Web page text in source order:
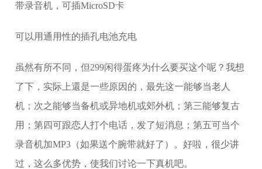
带录音机，可插MicroSD卡
可以用通用性的插孔电池充电
虽然有所不同，但299闲得蛋疼为什么要买这个呢？我想
了下，实际上還是一些原因的，最先这一能够当老人
机；次之能够当备机或异地机或郊外机；第三能够复古
用；第四可跟恋人打个电话，发了短消息；第五可当个
录音机加MP3（如果送个腕带就好了）。好啦，很少讲
过，这么多优势，使我们讨论一下真机吧。